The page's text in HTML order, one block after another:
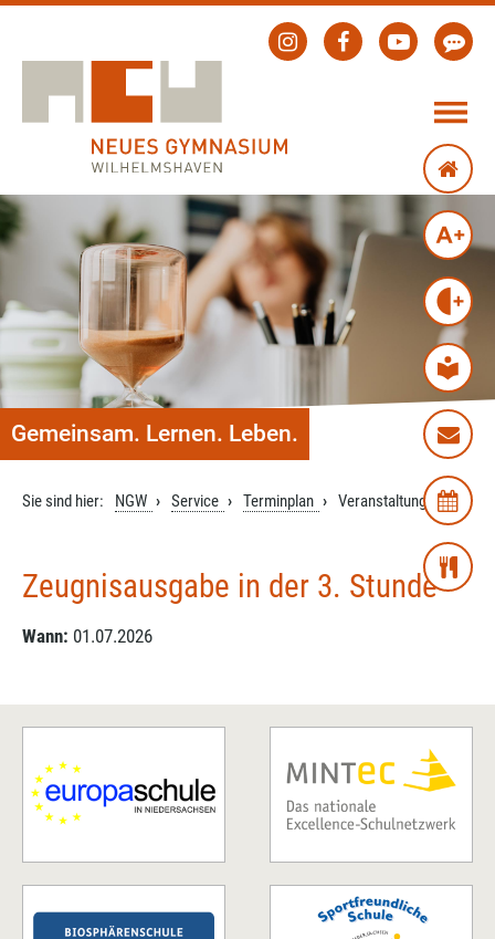
Gemeinsam. Lernen. Leben.
Sie sind hier: NGW Service Terminplan Veranstaltung
Zeugnisausgabe in der 3. Stunde
Wann: 01.07.2026